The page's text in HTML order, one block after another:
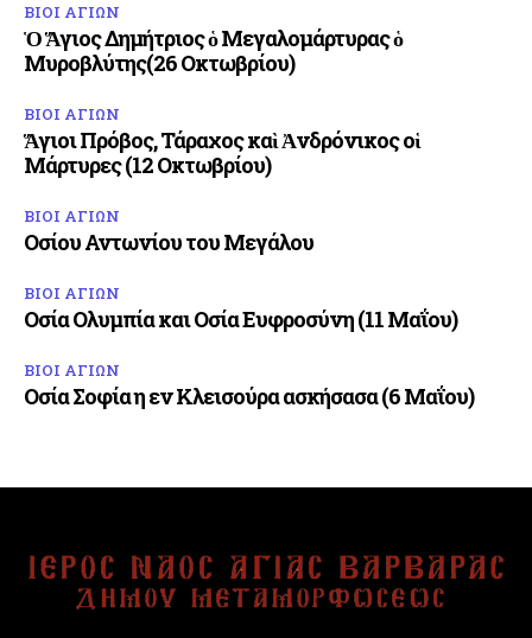
ΒΙΟΙ ΑΓΙΩΝ
Ὁ Ἅγιος Δημήτριος ὁ Μεγαλομάρτυρας ὁ
Μυροβλύτης(26 Οκτωβρίου)
ΒΙΟΙ ΑΓΙΩΝ
Ἅγιοι Πρόβος, Τάραχος καὶ Ἀνδρόνικος οἱ
Μάρτυρες (12 Οκτωβρίου)
ΒΙΟΙ ΑΓΙΩΝ
Οσίου Αντωνίου του Μεγάλου
ΒΙΟΙ ΑΓΙΩΝ
Οσία Ολυμπία και Οσία Ευφροσύνη (11 Μαΐου)
ΒΙΟΙ ΑΓΙΩΝ
Οσία Σοφία η εν Κλεισούρα ασκήσασα (6 Μαΐου)